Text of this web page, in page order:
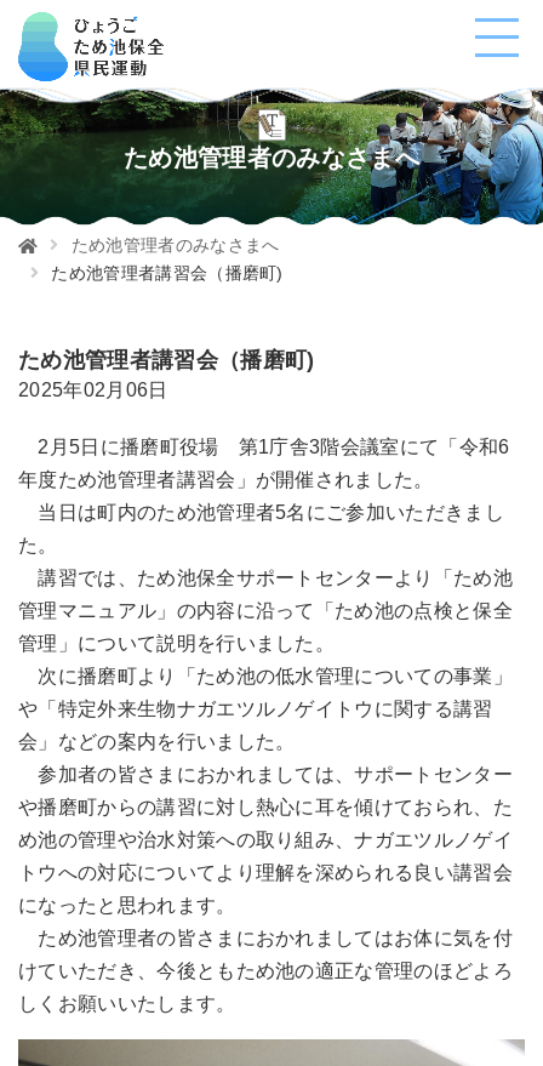
ため池管理者のみなさまへ
ため池管理者のみなさまへ
ため池管理者講習会（播磨町)
ため池管理者講習会（播磨町)
2025年02月06日
2月5日に播磨町役場 第1庁舎3階会議室にて「令和6
年度ため池管理者講習会」が開催されました。
当日は町内のため池管理者5名にご参加いただきまし
た。
講習では、ため池保全サポートセンターより「ため池
管理マニュアル」の内容に沿って「ため池の点検と保全
管理」について説明を行いました。
次に播磨町より「ため池の低水管理についての事業」
や「特定外来生物ナガエツルノゲイトウに関する講習
会」などの案内を行いました。
参加者の皆さまにおかれましては、サポートセンター
や播磨町からの講習に対し熱心に耳を傾けておられ、た
め池の管理や治水対策への取り組み、ナガエツルノゲイ
トウへの対応についてより理解を深められる良い講習会
になったと思われます。
ため池管理者の皆さまにおかれましてはお体に気を付
けていただき、今後ともため池の適正な管理のほどよろ
しくお願いいたします。